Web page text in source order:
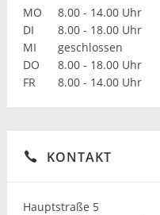
MO
8.00 - 14.00 Uhr
DI
8.00 - 18.00 Uhr
MI
geschlossen
DO
8.00 - 18.00 Uhr
FR
8.00 - 14.00 Uhr
KONTAKT
Hauptstraße 5